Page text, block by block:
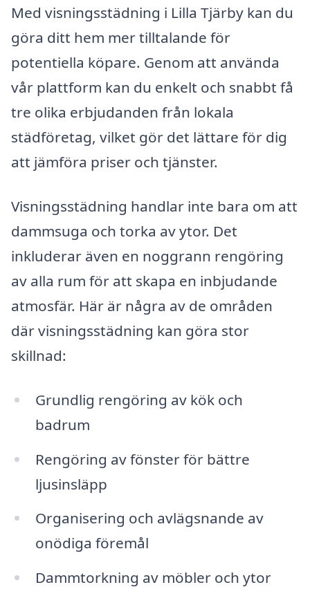
Med visningsstädning i Lilla Tjärby kan du
göra ditt hem mer tilltalande för
potentiella köpare. Genom att använda
vår plattform kan du enkelt och snabbt få
tre olika erbjudanden från lokala
städföretag, vilket gör det lättare för dig
att jämföra priser och tjänster.
Visningsstädning handlar inte bara om att
dammsuga och torka av ytor. Det
inkluderar även en noggrann rengöring
av alla rum för att skapa en inbjudande
atmosfär. Här är några av de områden
där visningsstädning kan göra stor
skillnad:
Grundlig rengöring av kök och
badrum
Rengöring av fönster för bättre
ljusinsläpp
Organisering och avlägsnande av
onödiga föremål
Dammtorkning av möbler och ytor